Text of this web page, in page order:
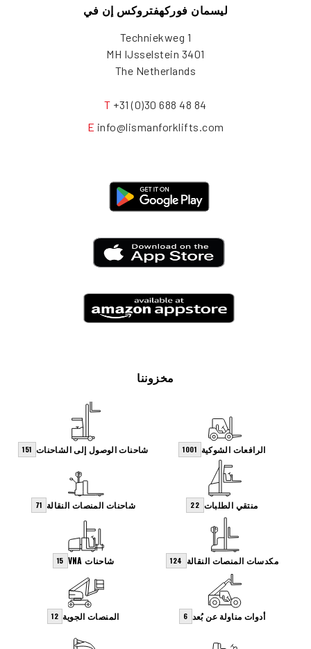
ليسمان فوركهفتروكس إن في
Techniekweg 1
3401 MH IJsselstein
The Netherlands
T +31 (0)30 688 48 84
E info@lismanforklifts.com
مخزوننا
الرافعات الشوكية 1001 شاحنات الوصول إلى الشاحنات 151
منتقي الطلبات 22 شاحنات المنصات النقالة 71
مكدسات المنصات النقالة 124 شاحنات VNA 15
أدوات مناولة عن بُعد 6 المنصات الجوية 12